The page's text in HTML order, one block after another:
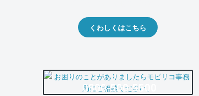
くわしくはこちら
0800-500-5500